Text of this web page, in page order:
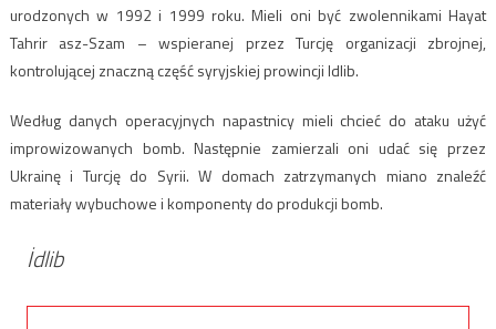
urodzonych w 1992 i 1999 roku. Mieli oni być zwolennikami Hayat
Tahrir asz-Szam – wspieranej przez Turcję organizacji zbrojnej,
kontrolującej znaczną część syryjskiej prowincji Idlib.
Według danych operacyjnych napastnicy mieli chcieć do ataku użyć
improwizowanych bomb. Następnie zamierzali oni udać się przez
Ukrainę i Turcję do Syrii. W domach zatrzymanych miano znaleźć
materiały wybuchowe i komponenty do produkcji bomb.
İdlib